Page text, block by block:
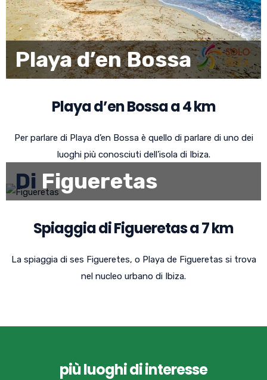
Playa d’en Bossa
Playa d’en Bossa a 4 km
Per parlare di Playa d’en Bossa è quello di parlare di uno dei
luoghi più conosciuti dell’isola di Ibiza.
Di Figueretas
Spiaggia di Figueretas a 7 km
La spiaggia di ses Figueretes, o Playa de Figueretas si trova
nel nucleo urbano di Ibiza.
più luoghi di interesse